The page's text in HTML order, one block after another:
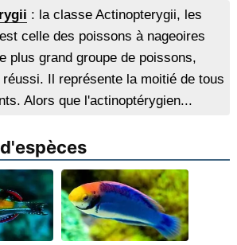
: la classe Actinopterygii, les
celle des poissons à nageoires
plus grand groupe de poissons,
Il représente la moitié de tous
Alors que l'actinoptérygien...